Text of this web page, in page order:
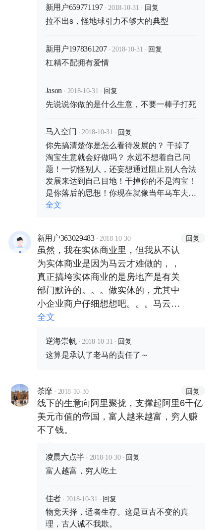
新用户659771197 · 2018-10-31 · 回复
拉不出s，怪地球引力不够大的典型
新用户1978361207 · 2018-10-31 · 回复
杠精不配拥有爱情
Jason · 2018-10-31 · 回复
先说说你做的是什么生意，不要一棒子打死
马入空门 · 2018-10-31 · 回复
你先搞清楚你是怎么看待发展的？ 干掉了
淘宝生意就会好做吗？ 永远不想着自己问
题！一切怪别人，还妄想通过阻止别人合法
发展来达到自己目地！干掉你的不是淘宝！
是你落后的思想！你现在就像当年马车夫恨
汽车一样！
全文
新用户363029483 · 2018-10-30 回复
虽然，我在实体商业里，但我从不认
为实体商业是因为马云才难做的，，
真正搞垮实体商业的是房地产是有关
部门默许的。。。做实体的，尤其中
小企业商户仔细想想吧。。。马云只
是看到了这个机会，没有他也会有别
全文
逆海崇帆 · 2018-10-31 · 回复
这算是承认了老马的责任了～
荼靡 · 2018-10-30 回复
线下的生意向阿里聚拢，支撑起阿里6千亿
美元市值的帝国，富人越来越富，穷人赚
不了钱。
凌晨六点半 · 2018-10-30 · 回复
富人越富，穷人吃土
佳者 · 2018-10-31 · 回复
物竞天择，适者生存。这是亘古不变的真
理，古人诚不我欺。